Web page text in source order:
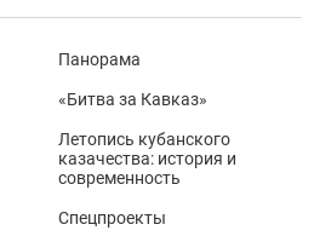
Панорама
«Битва за Кавказ»
Летопись кубанского
казачества: история и
современность
Спецпроекты